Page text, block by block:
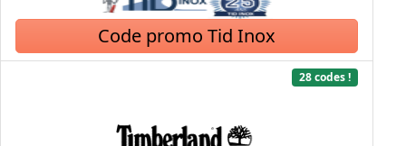
Code promo Tid Inox
28 codes !